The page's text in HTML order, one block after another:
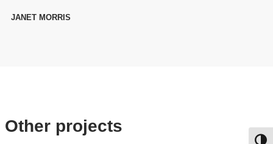
JANET MORRIS
Other projects